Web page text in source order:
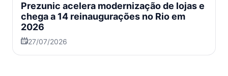
Prezunic acelera modernização de lojas e
chega a 14 reinaugurações no Rio em
2026
27/07/2026